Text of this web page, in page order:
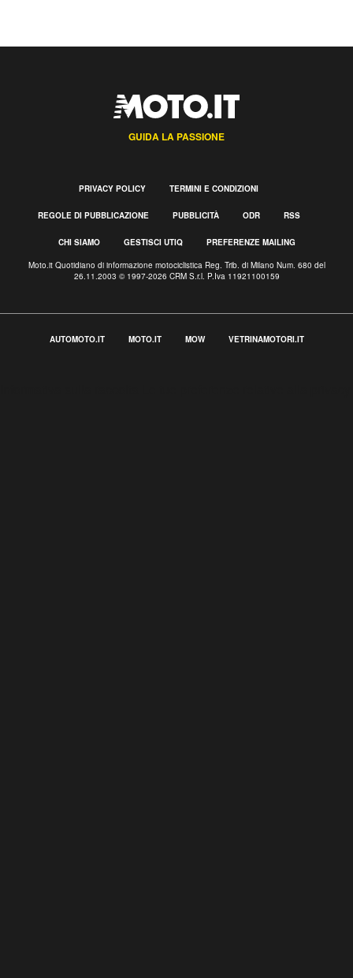
GUIDA LA PASSIONE
PRIVACY POLICY TERMINI E CONDIZIONI
REGOLE DI PUBBLICAZIONE PUBBLICITÀ ODR RSS
CHI SIAMO GESTISCI UTIQ PREFERENZE MAILING
Moto.it Quotidiano di informazione motociclistica Reg. Trib. di Milano Num. 680 del
26.11.2003 © 1997-2026 CRM S.r.l. P.Iva 11921100159
AUTOMOTO.IT MOTO.IT MOW VETRINAMOTORI.IT